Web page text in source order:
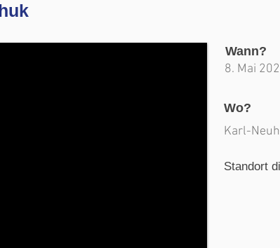
Wann?
8. Mai
Wo?
Karl-
Standort